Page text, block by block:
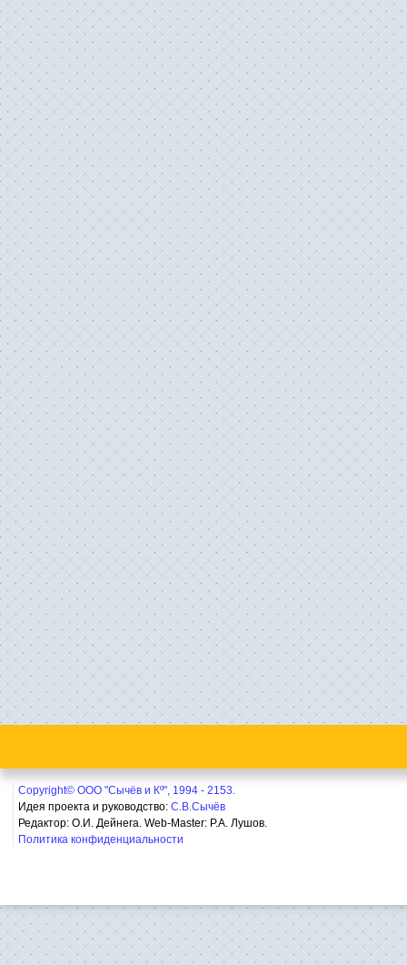
Copyright© ООО "Сычёв и Кº", 1994 - 2153.
Идея проекта и руководство: С.В.Сычёв
Редактор: О.И. Дейнега. Web-Master: Р.А. Лушов.
Политика конфиденциальности